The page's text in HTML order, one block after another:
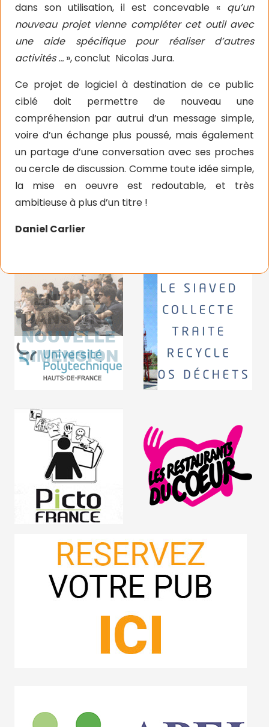
dans son utilisation, il est concevable « qu’un
nouveau projet vienne compléter cet outil avec
une aide spécifique pour réaliser d’autres
activités … », conclut Nicolas Jura.
Ce projet de logiciel à destination de ce public
ciblé doit permettre de nouveau une
compréhension par autrui d’un message simple,
voire d’un échange plus poussé, mais également
un partage d’une conversation avec ses proches
ou cercle de discussion. Comme toute idée simple,
la mise en oeuvre est redoutable, et très
ambitieuse à plus d’un titre !
Daniel Carlier